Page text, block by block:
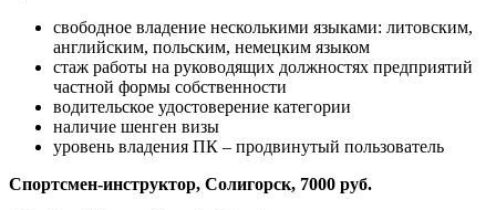
свободное владение несколькими языками: литовским,
английским, польским, немецким языком
стаж работы на руководящих должностях предприятий
частной формы собственности
водительское удостоверение категории
наличие шенген визы
уровень владения ПК – продвинутый пользователь
Спортсмен-инструктор, Солигорск, 7000 руб.